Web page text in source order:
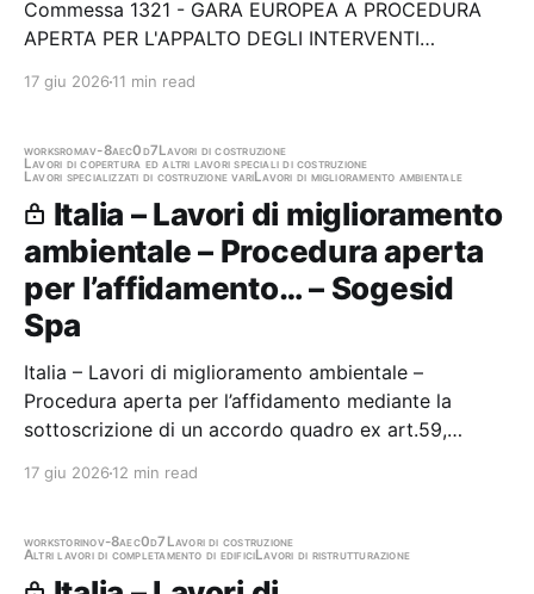
Commessa 1321 - GARA EUROPEA A PROCEDURA
APERTA PER L'APPALTO DEGLI INTERVENTI
SUL TORRENTE TORRE E SUL FIUME ISONZO -
Bonifica Pianura Friulana Scadenza 04/05/2026…
17 giu 2026 11 min read
worksromav-8aec0d7Lavori di costruzione
Lavori di copertura ed altri lavori speciali di costruzione
Lavori specializzati di costruzione variLavori di miglioramento ambientale
Italia – Lavori di miglioramento
ambientale – Procedura aperta
per l’affidamento… – Sogesid
Spa
Italia – Lavori di miglioramento ambientale –
Procedura aperta per l’affidamento mediante la
sottoscrizione di un accordo quadro ex art.59,
unico operatore economico dell’intervento di bonifica
17 giu 2026 12 min read
workstorinov-8aec0d7 Lavori di costruzione
Altri lavori di completamento di edificiLavori di ristrutturazione